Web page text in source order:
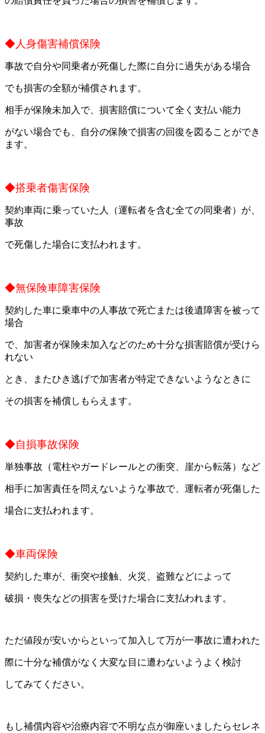
◆人身傷害補償保険
事故で自分や同乗者が死傷した際に自分に過失がある場合
でも損害の全額が補償されます。
相手が保険未加入で、損害賠償について全く支払い能力
がない場合でも、自分の保険で損害の回復を図ることができ
ます。
◆搭乗者傷害保険
契約車両に乗っていた人（運転者を含む全ての同乗者）が、
事故
で死傷した場合に支払われます。
◆無保険車障害保険
契約した車に乗車中の人事故で死亡または後遺障害を被って
場合
で、加害者が保険未加入などのため十分な損害賠償が受けら
れない
とき、またひき逃げで加害者が特定できないようなときに
その損害を補償しもらえます。
◆自損事故保険
単独事故（電柱やガードレールとの衝突、崖から転落）など
相手に加害責任を問えないような事故で、運転者が死傷した
場合に支払われます。
◆車両保険
契約した車が、衝突や接触、火災、盗難などによって
破損・喪失などの損害を受けた場合に支払われます。
ただ値段が安いからといって加入して万が一事故に遭われた
際に十分な補償がなく大変な目に遭わないようよく検討
してみてください。
もし補償内容や治療内容で不明な点が御座いましたらセレネ